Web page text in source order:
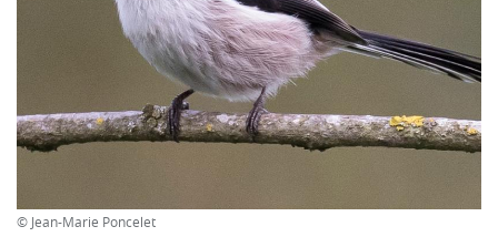
© Jean-Marie Poncelet